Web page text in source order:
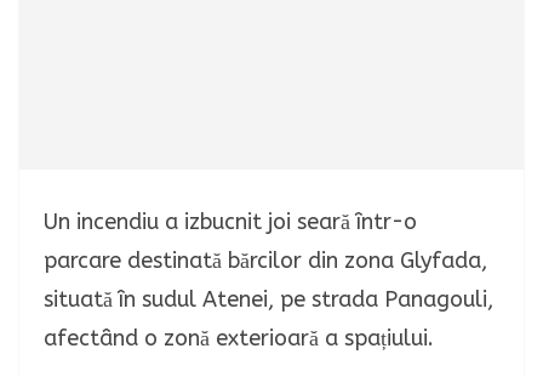
Un incendiu a izbucnit joi seară într-o
parcare destinată bărcilor din zona Glyfada,
situată în sudul Atenei, pe strada Panagouli,
afectând o zonă exterioară a spațiului.